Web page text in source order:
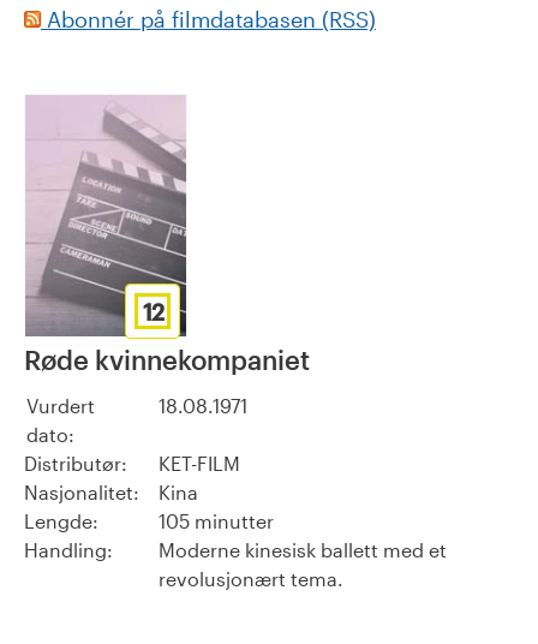
Abonnér på filmdatabasen (RSS)
12
Røde kvinnekompaniet
Vurdert
dato:
18.08.1971
Distributør:
KET-FILM
Nasjonalitet:
Kina
Lengde:
105 minutter
Handling:
Moderne kinesisk ballett med et
revolusjonært tema.